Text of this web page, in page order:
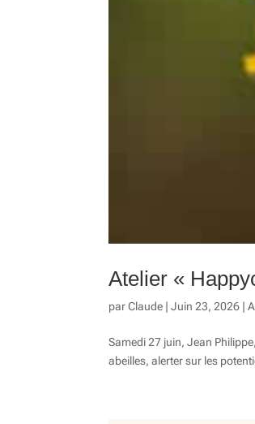
Atelier «
parClaude |Juin 23, 2026 |
Samedi 27 juin, Jean
abeilles, alerter sur les